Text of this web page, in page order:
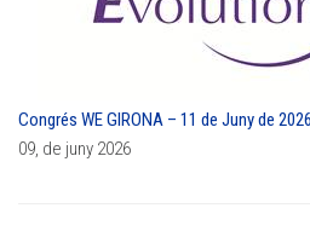
Congrés WE GIRONA – 11 de Juny de 2026
09, de juny 2026